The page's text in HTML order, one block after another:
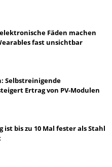
Fäden machen
fast unsichtbar
Selbstreinigende
Ertrag von PV-Modulen
ist bis zu 10 Mal fester als Stahl